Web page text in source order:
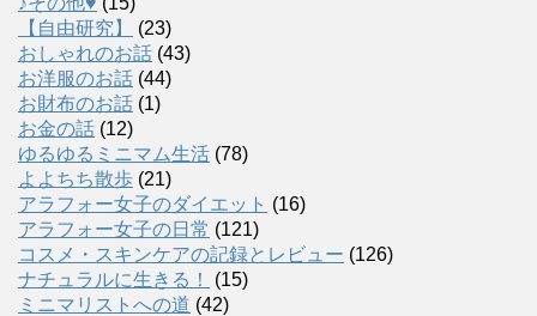
【自由研究】
(23)
おしゃれのお話 (43)
お洋服のお話 (44)
お財布のお話 (1)
お金の話 (12)
ゆるゆるミニマム生活 (78)
よよちち散歩 (21)
アラフォー女子のダイエット (16)
アラフォー女子の日常 (121)
コスメ・スキンケアの記録とレビュー (126)
ナチュラルに生きる！
(15)
ミニマリストへの道 (42)